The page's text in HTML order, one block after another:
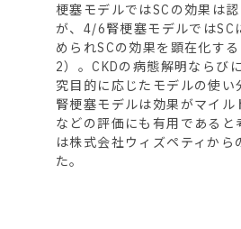
梗塞モデルではSCの効果は
が、4/6腎梗塞モデルではSC
められSCの効果を顕在化す
2）。CKDの病態解明ならび
究目的に応じたモデルの使
腎梗塞モデルは効果がマイル
などの評価にも有用であると
は株式会社ウィズペティから
た。